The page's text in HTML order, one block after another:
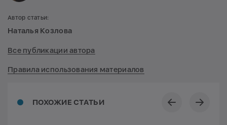
ПОХОЖИЕ СТАТЬИ
Автор статьи:
Наталья Козлова
Все публикации автора
Правила использования материалов